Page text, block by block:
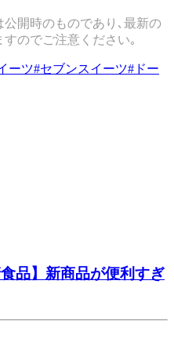
開時のものであり､最新の
のでご注意ください｡
ーツ#セブンスイーツ# ドー
品】新商品が便利すぎ